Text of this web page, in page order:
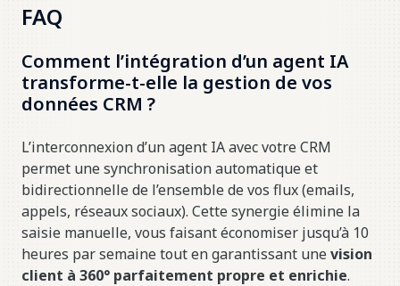
FAQ
Comment l’intégration d’un agent IA
transforme-t-elle la gestion de vos
données CRM ?
L’interconnexion d’un agent IA avec votre CRM
permet une synchronisation automatique et
bidirectionnelle de l’ensemble de vos flux (emails,
appels, réseaux sociaux). Cette synergie élimine la
saisie manuelle, vous faisant économiser jusqu’à 10
heures par semaine tout en garantissant unevision
client à 360° parfaitement propre et enrichie.